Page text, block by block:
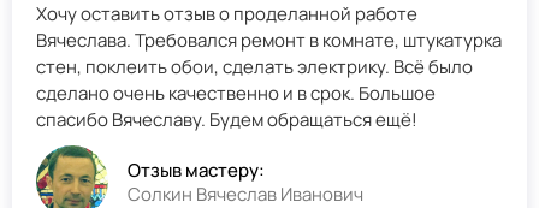
Хочу оставить отзыв о проделанной работе
Вячеслава. Требовался ремонт в комнате, штукатурка
стен, поклеить обои, сделать электрику. Всё было
сделано очень качественно и в срок. Большое
спасибо Вячеславу. Будем обращаться ещё!
Отзыв мастеру:
Солкин Вячеслав Иванович